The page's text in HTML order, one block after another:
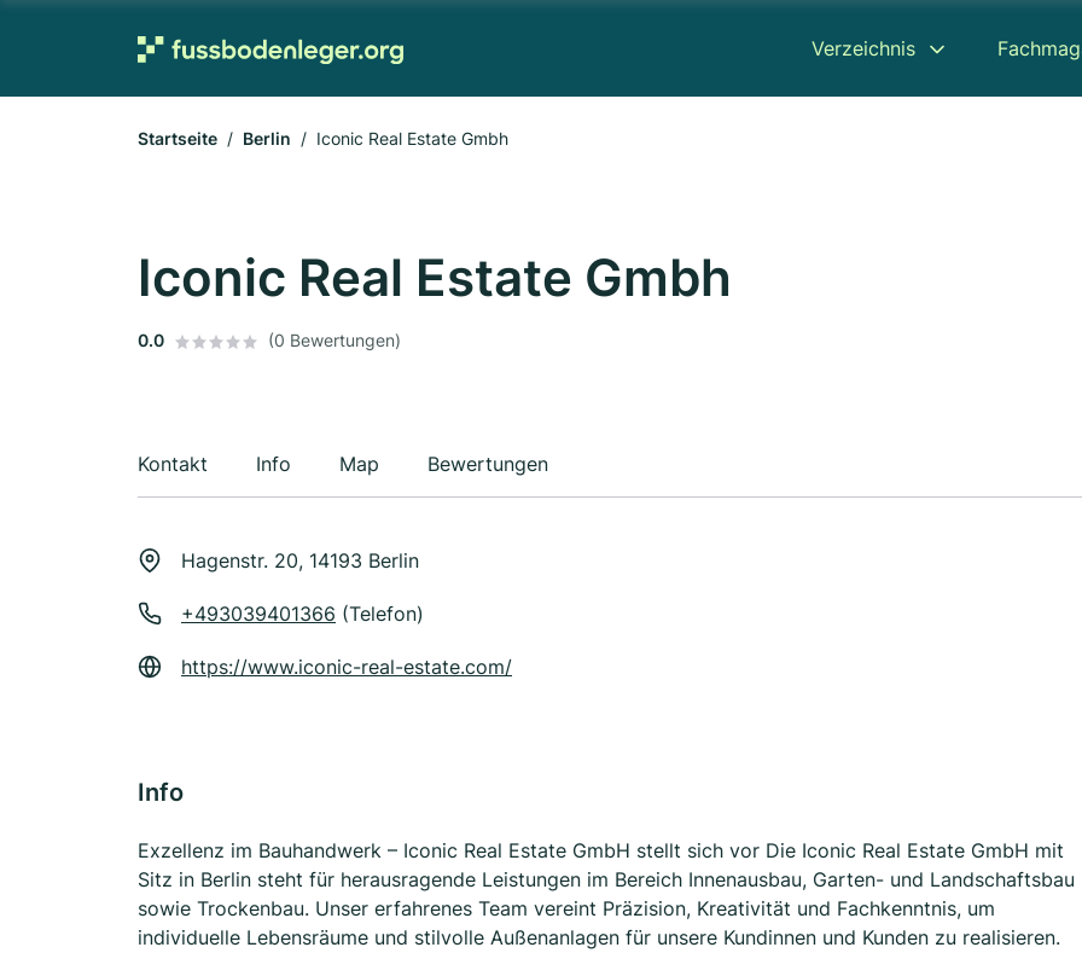
Verzeichnis
Startseite Berlin Iconic Real Estate Gmbh
Iconic Real Estate Gmbh
0.0 (0 Bewertungen)
Kontakt Info Map Bewertungen
Hagenstr. 20, 14193 Berlin
+493039401366 (Telefon)
https://www.iconic-real-estate.com/
Info
Exzellenz im Bauhandwerk – Iconic Real Estate GmbH stellt sich vor Die Iconic Real Estate GmbH mit
Sitz in Berlin steht für herausragende Leistungen im Bereich Innenausbau, Garten- und Landschaftsbau
sowie Trockenbau. Unser erfahrenes Team vereint Präzision, Kreativität und Fachkenntnis, um
individuelle Lebensräume und stilvolle Außenanlagen für unsere Kundinnen und Kunden zu realisieren.